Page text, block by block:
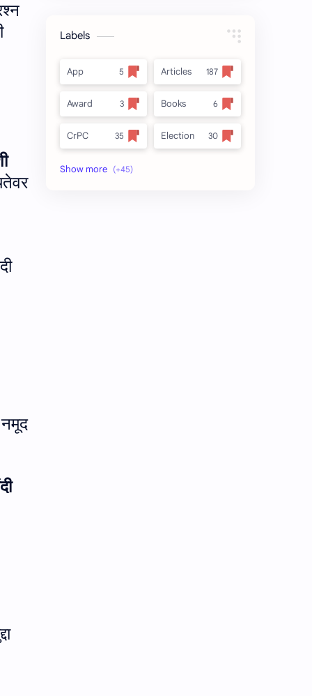
Labels
App Articles
Award Books
CrPC Election
Forest